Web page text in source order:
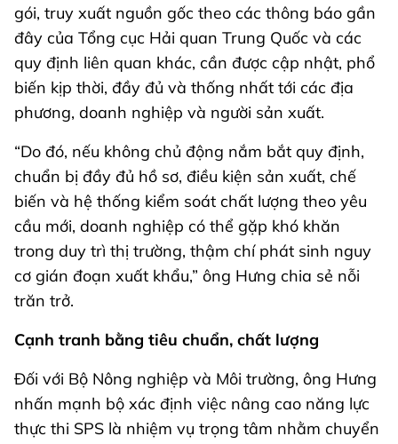
gói, truy xuất nguồn gốc theo các thông báo gần
đây của Tổng cục Hải quan Trung Quốc và các
quy định liên quan khác, cần được cập nhật, phổ
biến kịp thời, đầy đủ và thống nhất tới các địa
phương, doanh nghiệp và người sản xuất.
“Do đó, nếu không chủ động nắm bắt quy định,
chuẩn bị đầy đủ hồ sơ, điều kiện sản xuất, chế
biến và hệ thống kiểm soát chất lượng theo yêu
cầu mới, doanh nghiệp có thể gặp khó khăn
trong duy trì thị trường, thậm chí phát sinh nguy
cơ gián đoạn xuất khẩu,” ông Hưng chia sẻ nỗi
trăn trở.
Cạnh tranh bằng tiêu chuẩn, chất lượng
Đối với Bộ Nông nghiệp và Môi trường, ông Hưng
nhấn mạnh bộ xác định việc nâng cao năng lực
thực thi SPS là nhiệm vụ trọng tâm nhằm chuyển